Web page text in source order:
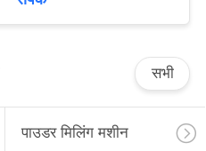
सभी
पाउडर मिलिंग मशीन